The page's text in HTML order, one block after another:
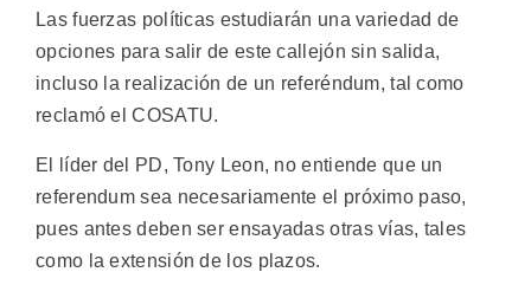
Las fuerzas políticas estudiarán una variedad de
opciones para salir de este callejón sin salida,
incluso la realización de un referéndum, tal como
reclamó el COSATU.
El líder del PD, Tony Leon, no entiende que un
referendum sea necesariamente el próximo paso,
pues antes deben ser ensayadas otras vías, tales
como la extensión de los plazos.